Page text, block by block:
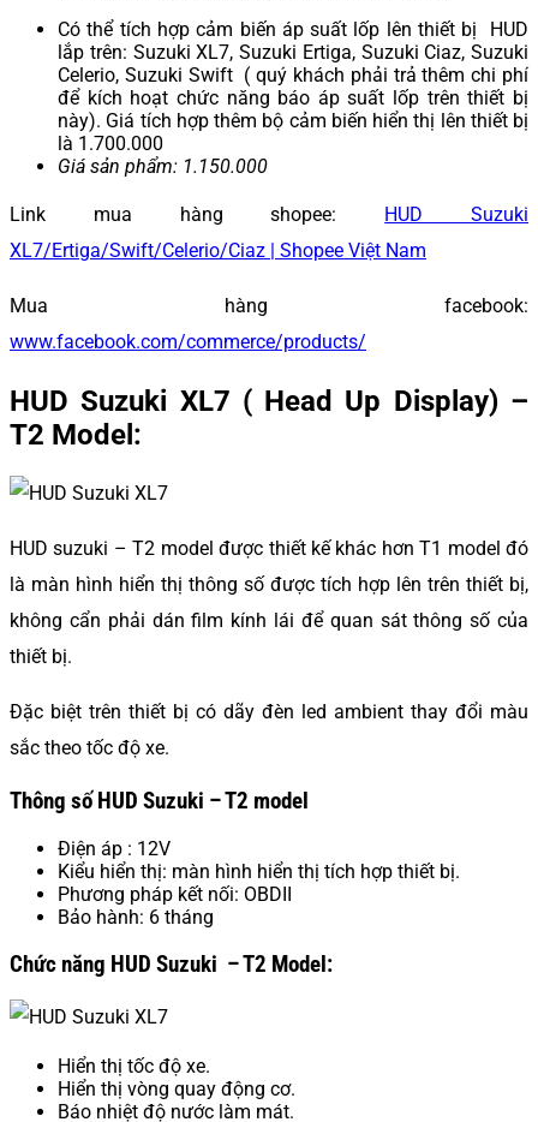
Có thể tích hợp cảm biến áp suất lốp lên thiết bị HUD
lắp trên: Suzuki XL7, Suzuki Ertiga, Suzuki Ciaz, Suzuki
Celerio, Suzuki Swift ( quý khách phải trả thêm chi phí
để kích hoạt chức năng báo áp suất lốp trên thiết bị
này). Giá tích hợp thêm bộ cảm biến hiển thị lên thiết bị
là 1.700.000
Giá sản phẩm: 1.150.000
Link mua hàng shopee: HUD Suzuki
XL7/Ertiga/Swift/Celerio/Ciaz | Shopee Việt Nam
Mua hàng facebook:
www.facebook.com/commerce/products/
HUD Suzuki XL7 ( Head Up Display) –
T2 Model:
HUD suzuki – T2 model được thiết kế khác hơn T1 model đó
là màn hình hiển thị thông số được tích hợp lên trên thiết bị,
không cẩn phải dán film kính lái để quan sát thông số của
thiết bị.
Đặc biệt trên thiết bị có dãy đèn led ambient thay đổi màu
sắc theo tốc độ xe.
Thông số HUD Suzuki – T2 model
Điện áp : 12V
Kiểu hiển thị: màn hình hiển thị tích hợp thiết bị.
Phương pháp kết nối: OBDII
Bảo hành: 6 tháng
Chức năng HUD Suzuki – T2 Model:
Hiển thị tốc độ xe.
Hiển thị vòng quay động cơ.
Báo nhiệt độ nước làm mát.